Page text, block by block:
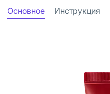
Основное Инструкция